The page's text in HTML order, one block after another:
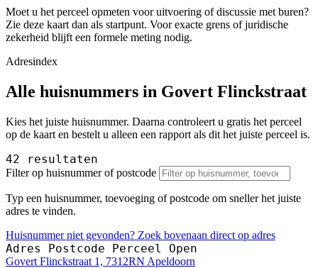
Moet u het perceel opmeten voor uitvoering of discussie met buren?
Zie deze kaart dan als startpunt. Voor exacte grens of juridische
zekerheid blijft een formele meting nodig.
Adresindex
Alle huisnummers in Govert Flinckstraat
Kies het juiste huisnummer. Daarna controleert u gratis het perceel
op de kaart en bestelt u alleen een rapport als dit het juiste perceel is.
42 resultaten
Filter op huisnummer of postcode
Typ een huisnummer, toevoeging of postcode om sneller het juiste
adres te vinden.
Huisnummer niet gevonden? Zoek bovenaan direct op adres
Adres Postcode Perceel Open
Govert Flinckstraat 1, 7312RN Apeldoorn